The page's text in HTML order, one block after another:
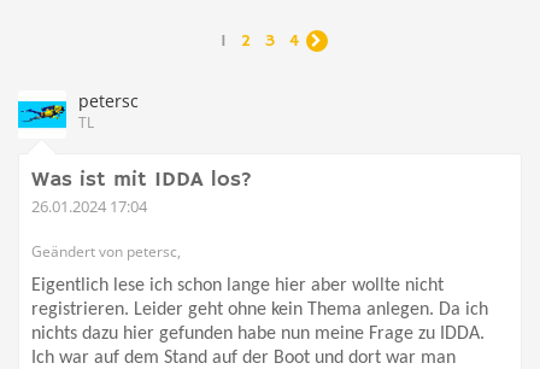
1 2 3 4 
petersc
TL
Was ist mit IDDA los?
26.01.2024 17:04
Geändert von petersc,
Eigentlich lese ich schon lange hier aber wollte nicht
registrieren. Leider geht ohne kein Thema anlegen. Da ich
nichts dazu hier gefunden habe nun meine Frage zu IDDA.
Ich war auf dem Stand auf der Boot und dort war man